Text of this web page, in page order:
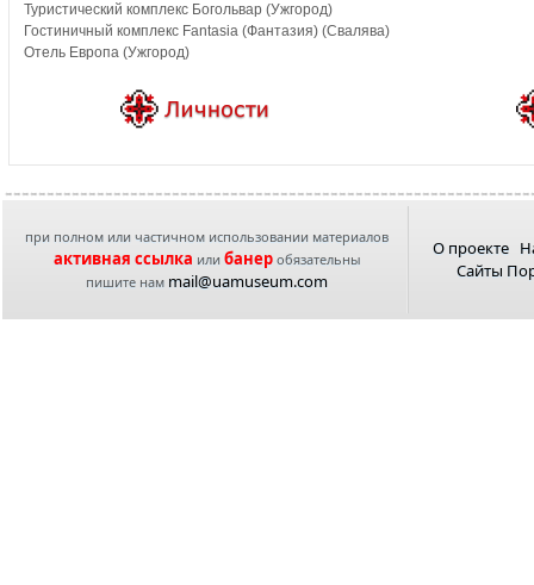
Туристический комплекс Богольвар (Ужгород)
Гостиничный комплекс Fantasia (Фантазия) (Свалява)
Отель Европа (Ужгород)
при полном или частичном использовании материалов
активная ссылка или банеробязательны
пишите нам mail@uamuseum.com
О проекте
Сайты